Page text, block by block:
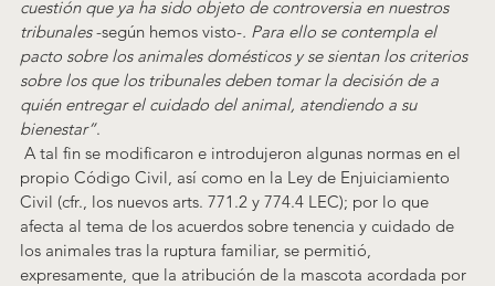
cuestión que ya ha sido objeto de controversia en nuestros
tribunales -según hemos visto-. Para ello se contempla el
pacto sobre los animales domésticos y se sientan los criterios
sobre los que los tribunales deben tomar la decisión de a
quién entregar el cuidado del animal, atendiendo a su
bienestar”.
propio Código Civil, así como en la Ley de Enjuiciamiento
Civil (cfr., los nuevos arts. 771.2 y 774.4 LEC); por lo que
afecta al tema de los acuerdos sobre tenencia y cuidado de
los animales tras la ruptura familiar, se permitió,
expresamente, que la atribución de la mascota acordada por